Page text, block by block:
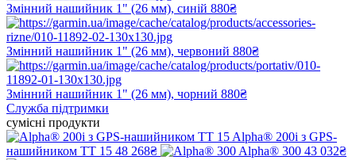
Змінний нашийник 1" (26 мм), синій 880₴
Змінний нашийник 1" (26 мм), червоний 880₴
Змінний нашийник 1" (26 мм), чорний 880₴
Служба підтримки
сумісні продукти
Alpha® 200i з GPS-
нашийником TT 15 48 268₴ Alpha® 300 43 032₴